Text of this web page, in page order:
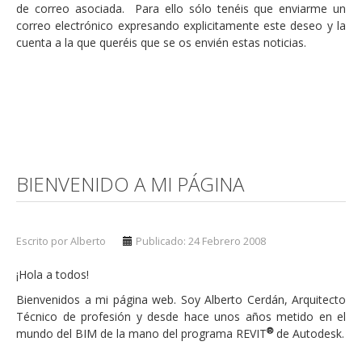
de correo asociada. Para ello sólo tenéis que enviarme un
correo electrónico expresando explicitamente este deseo y la
cuenta a la que queréis que se os envién estas noticias.
BIENVENIDO A MI PÁGINA
Escrito por Alberto Publicado: 24 Febrero 2008
¡Hola a todos!
Bienvenidos a mi página web. Soy Alberto Cerdán, Arquitecto
Técnico de profesión y desde hace unos años metido en el
mundo del BIM de la mano del programa REVIT®de Autodesk.